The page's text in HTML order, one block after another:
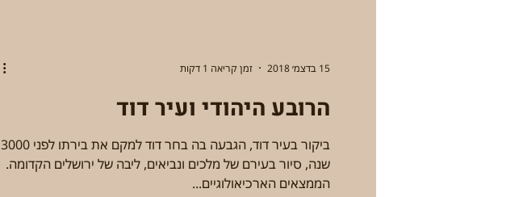
הרובע היהודי ועיר דוד
ביקור בעיר דוד, הגבעה בה בחר דוד למקם את בירתו לפני 3000
שנה, סיור בעירם של מלכים ונביאים, ליבה של ירושלים הקדומה.
הממצאים הארכיאולוגיים...
15 בדצמ׳ 2018 זמן קריאה 1 דקות